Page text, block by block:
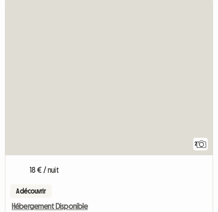
2
18 € / nuit
A découvrir
Hébergement Disponible